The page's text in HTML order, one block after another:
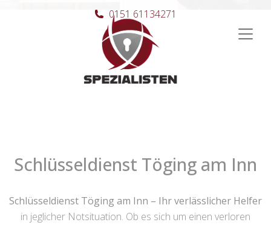
Hauptnavigation
0151 61134271
Schlüsseldienst Töging am Inn
Schlüsseldienst Töging am Inn – Ihr verlässlicher Helfer
in jeglicher Notsituation. Ob es sich um einen verloren